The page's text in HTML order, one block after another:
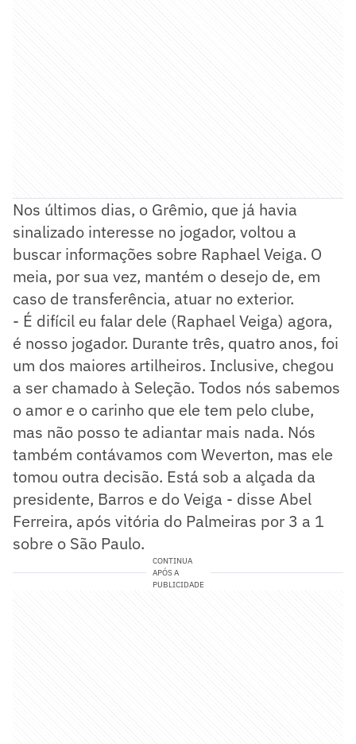
Nos últimos dias, o Grêmio, que já havia
sinalizado interesse no jogador, voltou a
buscar informações sobre Raphael Veiga. O
meia, por sua vez, mantém o desejo de, em
caso de transferência, atuar no exterior.
- É difícil eu falar dele (Raphael Veiga) agora,
é nosso jogador. Durante três, quatro anos, foi
um dos maiores artilheiros. Inclusive, chegou
a ser chamado à Seleção. Todos nós sabemos
o amor e o carinho que ele tem pelo clube,
mas não posso te adiantar mais nada. Nós
também contávamos com Weverton, mas ele
tomou outra decisão. Está sob a alçada da
presidente, Barros e do Veiga - disse Abel
Ferreira, após vitória do Palmeiras por 3 a 1
sobre o São Paulo.
CONTINUA
APÓS A
PUBLICIDADE